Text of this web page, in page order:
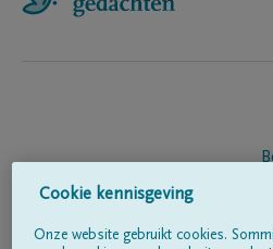
Cookie kennisgeving
Onze website gebruikt cookies.